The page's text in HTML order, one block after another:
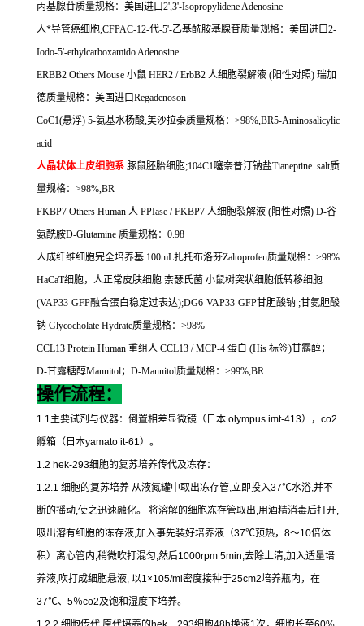
丙基腺苷质量规格：美国进口2',3'-Isopropylidene Adenosine
人*导管癌细胞;CFPAC-12-代-5'-乙基酰胺基腺苷质量规格：美国进口2-
Iodo-5'-ethylcarboxamido Adenosine
ERBB2 Others Mouse 小鼠 HER2 / ErbB2 人细胞裂解液 (阳性对照) 瑞加
德质量规格：美国进口Regadenoson
CoC1(悬浮) 5-氨基水杨酸,美沙拉秦质量规格： >98%,BR5-Aminosalicylic
acid
人晶状体上皮细胞系 豚鼠胚胎细胞;104C1噻奈普汀钠盐Tianeptine salt质
量规格： >98%,BR
FKBP7 Others Human 人 PPIase / FKBP7 人细胞裂解液 (阳性对照) D-谷
氨酰胺D-Glutamine 质量规格： 0.98
人成纤维细胞完全培养基 100mL扎托布洛芬Zaltoprofen质量规格： >98%
HaCaT细胞，人正常皮肤细胞 柰瑟氏菌 小鼠树突状细胞低转移细胞
(VAP33-GFP融合蛋白稳定过表达);DG6-VAP33-GFP甘胆酸钠 ;甘氨胆酸
钠 Glycocholate Hydrate质量规格： >98%
CCL13 Protein Human 重组人 CCL13 / MCP-4 蛋白 (His 标签)甘露醇；
D-甘露糖醇Mannitol； D-Mannitol质量规格： >99%,BR
操作流程：
1.1主要试剂与仪器：倒置相差显微镜（日本 olympus imt-413）， co2
孵箱（日本yamato it-61）。
1.2 hek-293细胞的复苏培养传代及冻存：
1.2.1 细胞的复苏培养 从液氮罐中取出冻存管,立即投入37℃水浴,并不
断的摇动,使之迅速融化。 将溶解的细胞冻存管取出,用酒精消毒后打开,
吸出溶有细胞的冻存液,加入事先装好培养液（37℃预热， 8～10倍体
积）离心管内,稍微吹打混匀,然后1000rpm 5min,去除上清,加入适量培
养液,吹打成细胞悬液, 以1×105/ml 密度接种于25cm2培养瓶内，在
37℃、 5％co2及饱和湿度下培养。